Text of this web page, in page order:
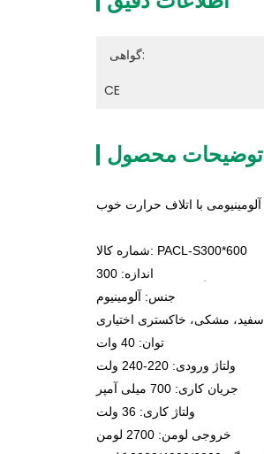
گواهی:
CE
توضیحات محصول
شماره کالا: PACL-S300*600
خروجی لومن: 2700 لومن